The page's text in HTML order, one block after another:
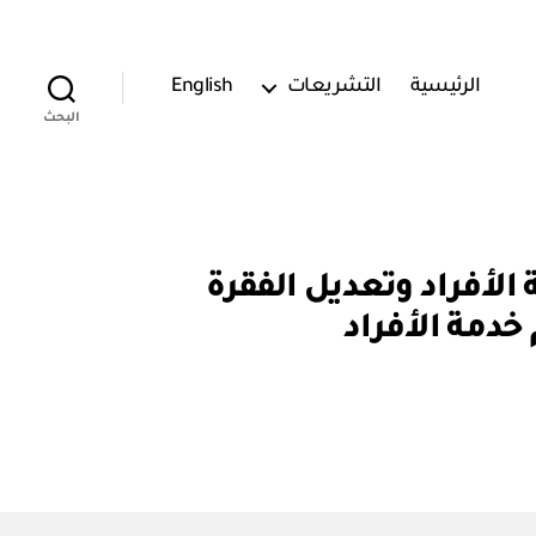
الرئيسية التشريعات English
البحث
المادة (٢٨) من نظام خدمة الأفراد وتعديل الفقرة
خدمة الأفراد